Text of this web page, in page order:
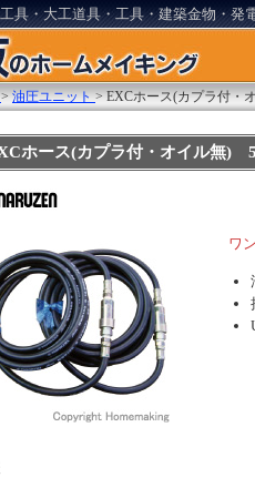
具・大工道具・工具・建築金物・発
>油圧ユニット >EXCホース(カプラ付・
ホース(カプラ付・オイル無)
ワ